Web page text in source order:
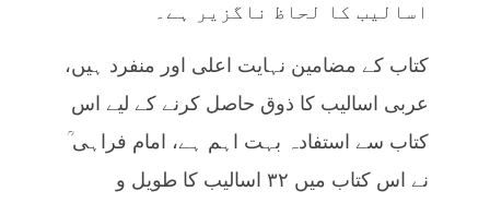
اسالیب کا لحاظ ناگزیر ہے۔
کتاب کے مضامین نہایت اعلی اور منفرد ہیں،
عربی اسالیب کا ذوق حاصل کرنے کے لیے اس
کتاب سے استفادہ بہت اہم ہے، امام فراہی ؒ
نے اس کتاب میں ۳۲ اسالیب کا طویل و